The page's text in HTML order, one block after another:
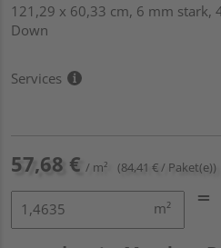
121,29 x 60,33 cm, 6 mm stark,
Down
Services
57,68 € / m² (84,41 € / Paket(e))
m²